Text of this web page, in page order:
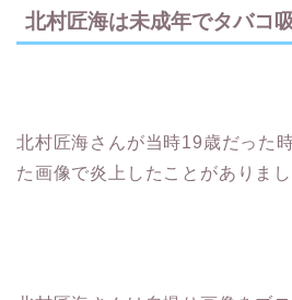
北村匠海は未成年でタバコ
北村匠海さんが当時19歳だった
た画像で炎上したことがありまし